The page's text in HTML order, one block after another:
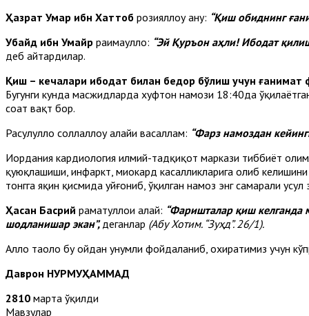
Ҳазрат Умар ибн Хаттоб розияллоҳу анҳу: “Қиш обиднинг
Убайд ибн Умайр раҳимаҳуллоҳ: “Эй Қуръон аҳли! Ибодат
деб айтардилар.
Қиш – кечалари ибодат билан бедор бўлиш учун ғанимат
Бугунги кунда масжидларда хуфтон намози 18:40да
соат вақт бор.
Расулуллоҳ соллаллоҳу алайҳи васаллам: “Фарз намоздан
Иордания кардиология илмий-тадқиқот маркази тиббиёт
қуюқлашиши, инфаркт, миокард касалликларига олиб
тонгга яқин қисмида уйғониб, ўқилган намоз энг самарали
Ҳасан Басрий раҳматуллоҳи алайҳ: “Фаришталар қиш келганда
шодланишар экан”,деганлар (Абу Хотим. “Зуҳд”. 26/1).
Аллоҳ таоло бу ойдан унумли фойдаланиб, охиратимиз учун
Даврон НУРМУҲАММАД
2810 марта ўқилди
Мавзулар